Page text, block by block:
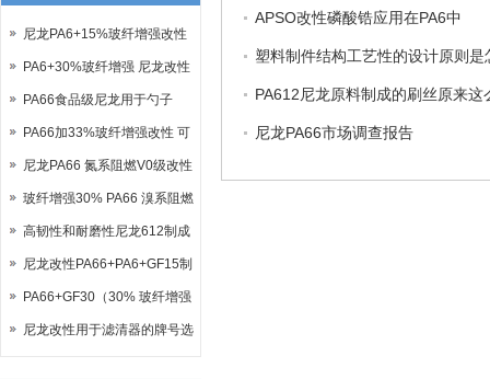
尼龙PA6+15%玻纤增强改性
PA6+30%玻纤增强 尼龙改性
料
PA66食品级尼龙用于勺子
PA66加33%玻纤增强改性 可
代替杜邦70G33L 巴斯夫
A3EG6
尼龙PA66 氮系阻燃V0级改性
用于电器元件 可代替CM3004
玻纤增强30% PA66 溴系阻燃
V0级尼龙 可代替杜邦FR50
高韧性和耐磨性尼龙612制成
齿轮
尼龙改性PA66+PA6+GF15制
成多弯头气管
PA66+GF30（30% 玻纤增强
尼龙 66）体育用品用料全解析
尼龙改性用于滤清器的牌号选
APSO改性磷酸锆应用在PA6中
塑料制件结构工艺性的设计原则是
PA612尼龙原料制成的刷丝原来这
尼龙PA66市场调查报告